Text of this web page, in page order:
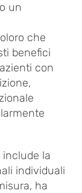
un
che
benefici
con
la
individuali
ha